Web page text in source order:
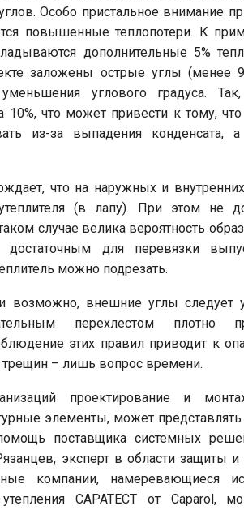
Особо пристальное внимание
повышенные теплопотери. К
дополнительные 5%
заложены острые углы (менее
углового градуса.
10%, что может привести к тому,
из-за выпадения
что на наружных и
(в лапу). При этом не
случае велика вероятность
для перевязки
можно подрезать.
возможно, внешние углы следует
перехлестом плотно
этих правил приводит к
трещин – лишь вопрос времени.
проектирование и
элементы, может
поставщика системных
эксперт в области защиты и
компании, намеревающиеся
CAPATECT от Caparol,